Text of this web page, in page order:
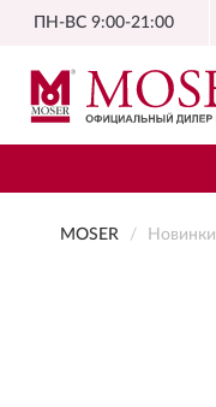
ПН-ВС 9:00-21:00
MOSER Новинки